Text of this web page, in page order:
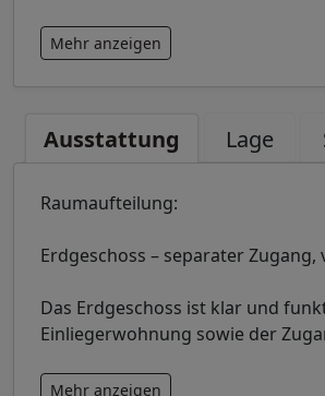
Mehr anzeigen
Ausstattung Lage
Raumaufteilung:
Erdgeschoss – separater
Das Erdgeschoss ist klar und
Einliegerwohnung sowie der
Mehr anzeigen